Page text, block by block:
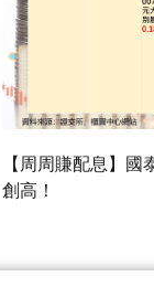
【周周賺配息】
創高！